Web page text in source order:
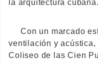
la arquitectura cubana.
Con un marcado
ventilación y acústica,
Coliseo de las Cien